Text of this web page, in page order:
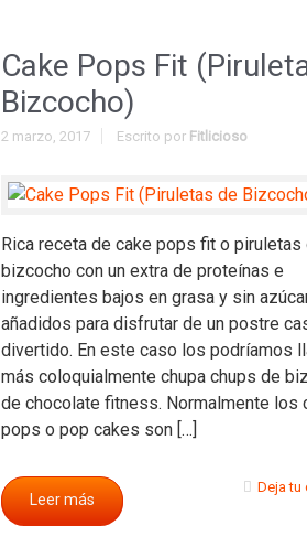
Cake Pops Fit
Bizcocho)
2 marzo, 2017 Escrito por Fitlicioso
Rica receta de cake pops fit o piruletas
bizcocho con un extra de proteínas e
ingredientes bajos en grasa y sin
añadidos para disfrutar de un postre
divertido. En este caso los podríamos
más coloquialmente chupa chups de
de chocolate fitness. Normalmente los
pops o pop cakes son […]
Leer más
Deja tu